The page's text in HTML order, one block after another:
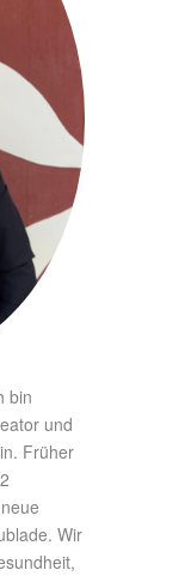
bin
und
Früher
Wir